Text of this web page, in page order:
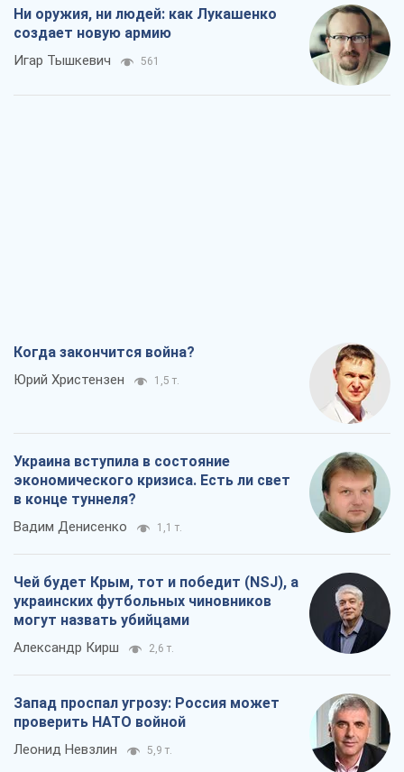
Ни оружия, ни людей: как Лукашенко
создает новую армию
Игар Тышкевич 561
Когда закончится война?
Юрий Христензен 1,5 т.
Украина вступила в состояние
экономического кризиса. Есть ли свет
в конце туннеля?
Вадим Денисенко 1,1 т.
Чей будет Крым, тот и победит (NSJ), а
украинских футбольных чиновников
могут назвать убийцами
Александр Кирш 2,6 т.
Запад проспал угрозу: Россия может
проверить НАТО войной
Леонид Невзлин 5,9 т.